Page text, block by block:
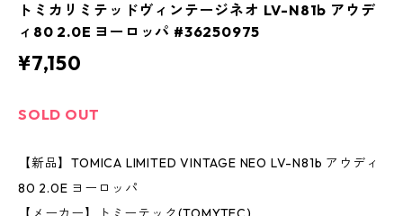
トミカリミテッドヴィンテージネオ LV-N81b アウデ
ィ80 2.0E ヨーロッパ #36250975
¥7,150
SOLD OUT
【新品】TOMICA LIMITED VINTAGE NEO LV-N81b アウディ
80 2.0E ヨーロッパ